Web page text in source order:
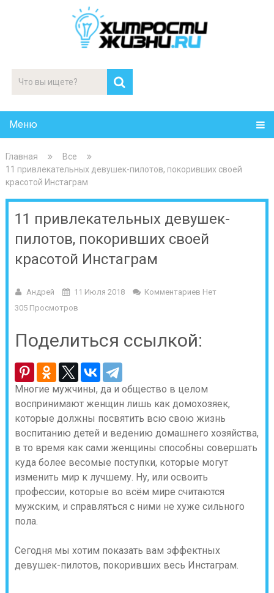
Меню
Главная
Все
11 привлекательных девушек-пилотов, покоривших своей
красотой Инстаграм
11 привлекательных девушек-
пилотов, покоривших своей
красотой Инстаграм
Андрей 11 Июля 2018
Комментариев Нет
305 Просмотров
Поделиться ссылкой:
Многие мужчины, да и общество в целом
воспринимают женщин лишь как домохозяек,
которые должны посвятить всю свою жизнь
воспитанию детей и ведению домашнего хозяйства,
в то время как сами женщины способны совершать
куда более весомые поступки, которые могут
изменить мир к лучшему. Ну, или освоить
профессии, которые во всём мире считаются
мужским, и справляться с ними не хуже сильного
пола.
Сегодня мы хотим показать вам эффектных
девушек-пилотов, покоривших весь Инстаграм.